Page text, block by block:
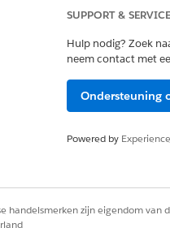
Bijvoorbeeld:
lijsten
en Bezoeken toe.
bedrijfstypen en typen
een bepaalde gerelateerde
licenties en vergunningen
SUPPORT &
Hulp nodig? Zoek
neem contact met
Ondersteuning
Powered by
handelsmerken zijn eigendom van